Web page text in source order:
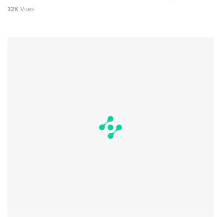
32K Vues